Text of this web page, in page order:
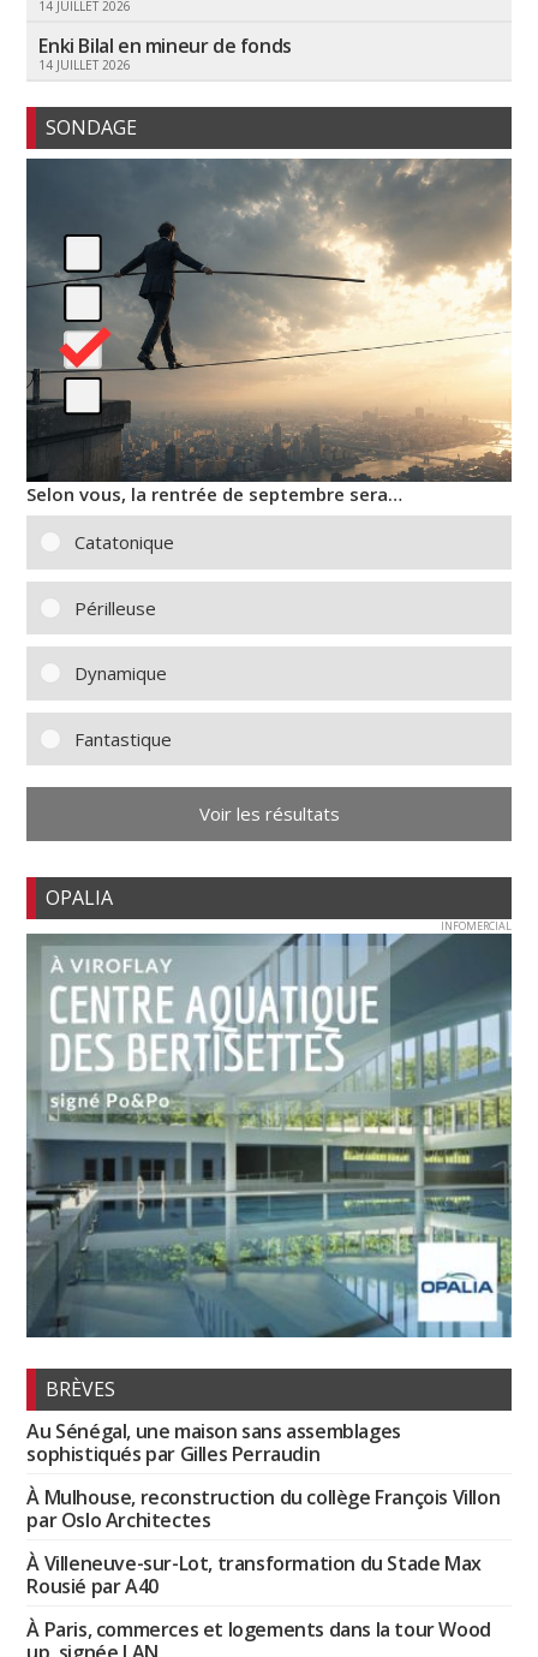
14 JUILLET 2026
Enki Bilal en mineur de fonds
14 JUILLET 2026
SONDAGE
Selon vous, la rentrée de septembre sera…
Catatonique
Périlleuse
Dynamique
Fantastique
Voir les résultats
OPALIA
INFOMERCIAL
BRÈVES
Au Sénégal, une maison sans assemblages
sophistiqués par Gilles Perraudin
À Mulhouse, reconstruction du collège François Villon
par Oslo Architectes
À Villeneuve-sur-Lot, transformation du Stade Max
Rousié par A40
À Paris, commerces et logements dans la tour Wood
up, signée LAN